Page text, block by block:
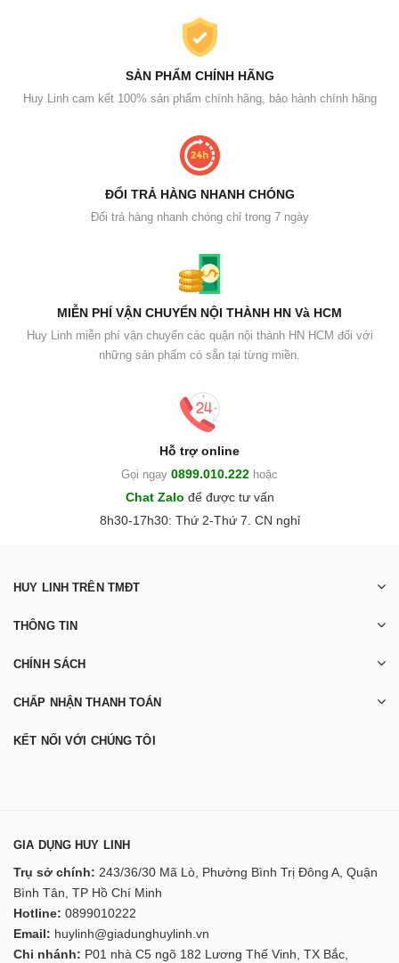
SẢN PHẨM CHÍNH HÃNG
Huy Linh cam kết 100% sản phẩm chính hãng, bảo hành chính hãng
ĐỔI TRẢ HÀNG NHANH CHÓNG
Đổi trả hàng nhanh chóng chỉ trong 7 ngày
MIỄN PHÍ VẬN CHUYỂN NỘI THÀNH HN Và HCM
Huy Linh miễn phí vận chuyển các quận nội thành HN HCM đối với
những sản phẩm có sẵn tại từng miền.
Hỗ trợ online
Gọi ngay 0899.010.222 hoặc
Chat Zalo để được tư vấn
8h30-17h30: Thứ 2-Thứ 7. CN nghỉ
HUY LINH TRÊN TMĐT
THÔNG TIN
CHÍNH SÁCH
CHẤP NHẬN THANH TOÁN
KẾT NỐI VỚI CHÚNG TÔI
GIA DỤNG HUY LINH
Trụ sở chính: 243/36/30 Mã Lò, Phường Bình Trị Đông A, Quận
Bình Tân, TP Hồ Chí Minh
Hotline: 0899010222
Email: huylinh@giadunghuylinh.vn
Chi nhánh: P01 nhà C5 ngõ 182 Lương Thế Vinh, TX Bắc,